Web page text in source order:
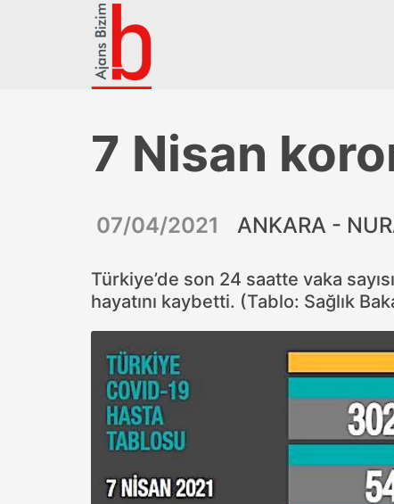
7 Nisan
07/04/2021 ANKARA -
Türkiye’de son 24 saatte vaka
hayatını kaybetti. (Tablo: Sağlık